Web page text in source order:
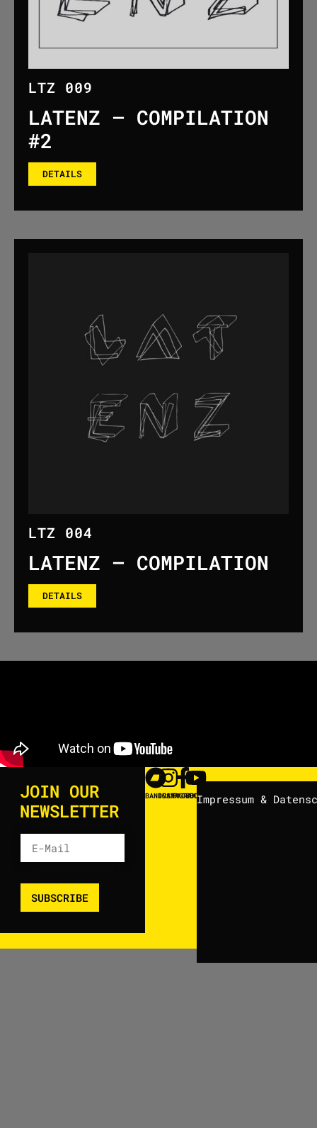
LTZ 009
LATENZ – COMPILATION
#2​
DETAILS
LTZ 004
LATENZ – COMPILATION
DETAILS
JOIN OUR
NEWSLETTER
SUBSCRIBE
BANDCAMP
INSTAGRAM
FACEBOOK
YOUTUBE
Impressum &